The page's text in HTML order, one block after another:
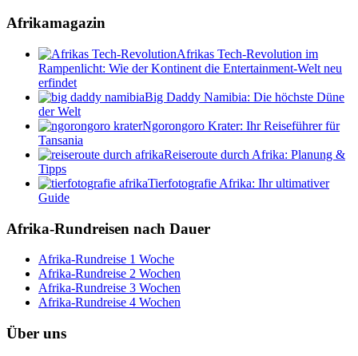
Afrikamagazin
Afrikas Tech-Revolution im
Rampenlicht: Wie der Kontinent die Entertainment-Welt neu
erfindet
Big Daddy Namibia: Die höchste Düne
der Welt
Ngorongoro Krater: Ihr Reiseführer für
Tansania
Reiseroute durch Afrika: Planung &
Tipps
Tierfotografie Afrika: Ihr ultimativer
Guide
Afrika-Rundreisen nach Dauer
Afrika-Rundreise 1 Woche
Afrika-Rundreise 2 Wochen
Afrika-Rundreise 3 Wochen
Afrika-Rundreise 4 Wochen
Über uns